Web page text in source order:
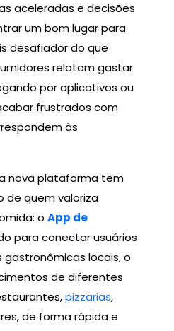
aceleradas e decisões
um bom lugar para
desafiador do que
relatam gastar
por aplicativos ou
frustrados com
às
nova plataforma tem
de quem valoriza
o App de
para conectar usuários
locais, o
de diferentes
pizzarias,
de forma rápida e